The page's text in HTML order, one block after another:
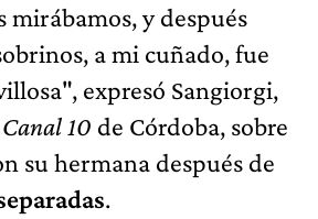
mirábamos, y después
a mi cuñado, fue
expresó Sangiorgi,
Canal 10 de Córdoba, sobre
su hermana después de
.